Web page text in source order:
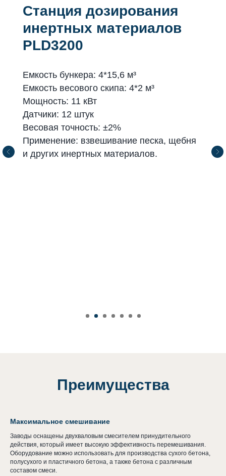
Станция дозирования
инертных материалов
PLD3200
Емкость бункера: 4*15,6 м³
Емкость весового скипа: 4*2 м³
Мощность: 11 кВт
Датчики: 12 штук
Весовая точность: ±2%
Применение: взвешивание песка, щебня
и других инертных материалов.
Преимущества
Максимальное смешивание
Заводы оснащены двухваловым смесителем принудительного
действия, который имеет высокую эффективность перемешивания.
Оборудование можно использовать для производства сухого бетона,
полусухого и пластичного бетона, а также бетона с различным
составом смеси.